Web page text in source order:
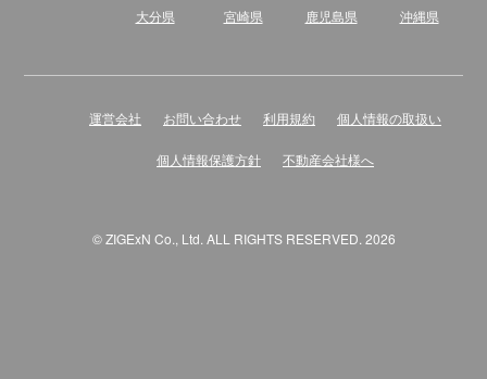
大分県 宮崎県 鹿児島県 沖縄県
運営会社 お問い合わせ 利用規約 個人情報の取扱い
個人情報保護方針 不動産会社様へ
© ZIGExN Co., Ltd. ALL RIGHTS RESERVED. 2026